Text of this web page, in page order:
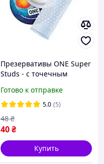
Презервативы ONE Super
Studs - с точечным
Готово к отправке
5.0 (5)
40₴
48 ₴
Купить